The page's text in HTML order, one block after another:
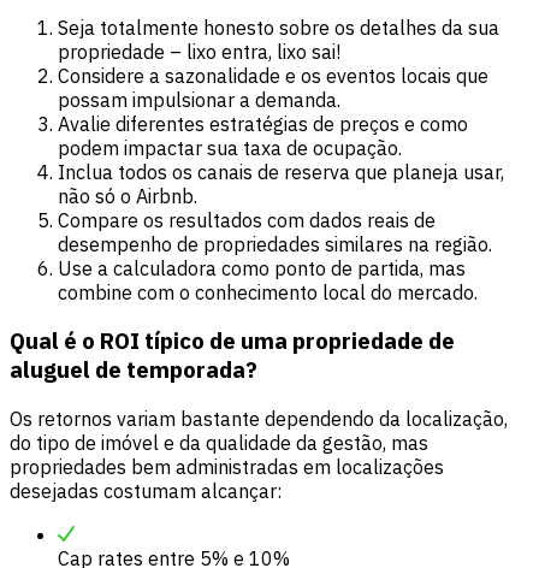
Seja totalmente honesto sobre os detalhes da sua
propriedade – lixo entra, lixo sai!
Considere a sazonalidade e os eventos locais que
possam impulsionar a demanda.
Avalie diferentes estratégias de preços e como
podem impactar sua taxa de ocupação.
Inclua todos os canais de reserva que planeja usar,
não só o Airbnb.
Compare os resultados com dados reais de
desempenho de propriedades similares na região.
Use a calculadora como ponto de partida, mas
combine com o conhecimento local do mercado.
Qual é o ROI típico de uma propriedade de
aluguel de temporada?
Os retornos variam bastante dependendo da localização,
do tipo de imóvel e da qualidade da gestão, mas
propriedades bem administradas em localizações
desejadas costumam alcançar:
Cap rates entre 5% e 10%